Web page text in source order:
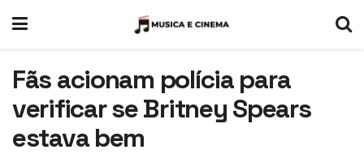
Fãs acionam polícia para
verificar se Britney Spears
estava bem